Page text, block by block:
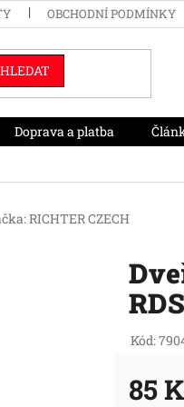
OBCHODNÍ PODMÍNKY
HLEDAT
Doprava a platba
RICHTER CZECH
Kód:
85